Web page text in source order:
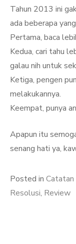
Tahun 2013 ini
ada beberapa
Pertama, baca
Kedua, cari tahu
galau nih untuk
Ketiga, pengen
melakukannya.
Keempat, punya
Apapun itu
senang hati ya,
Posted in Catatan
Resolusi, Review